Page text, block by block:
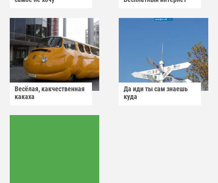
Весёлая, какчественная
какаха
Да иди ты сам знаешь
куда